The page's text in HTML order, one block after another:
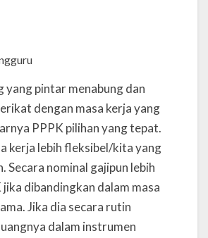
yang pintar menabung dan
dengan masa kerja yang
PPPK pilihan yang tepat.
kerja lebih fleksibel/kita yang
Secara nominal gajipun lebih
jika dibandingkan dalam masa
Jika dia secara rutin
dalam instrumen